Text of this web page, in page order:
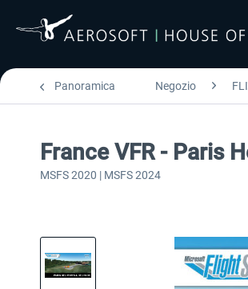
Panoramica Negozio
France VFR - Paris
MSFS 2020 | MSFS 2024